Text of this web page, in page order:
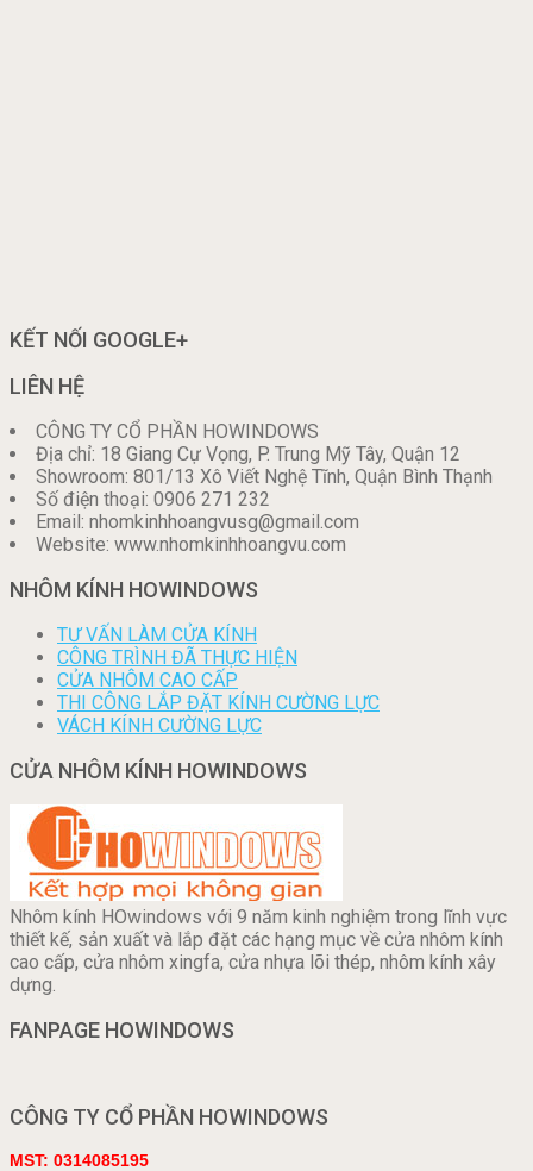
KẾT NỐI GOOGLE+
LIÊN HỆ
CÔNG TY CỔ PHẦN HOWINDOWS
Địa chỉ: 18 Giang Cự Vọng, P. Trung Mỹ Tây, Quận 12
Showroom: 801/13 Xô Viết Nghệ Tĩnh, Quận Bình Thạnh
Số điện thoại: 0906 271 232
Email: nhomkinhhoangvusg@gmail.com
Website: www.nhomkinhhoangvu.com
NHÔM KÍNH HOWINDOWS
TƯ VẤN LÀM CỬA KÍNH
CÔNG TRÌNH ĐÃ THỰC HIỆN
CỬA NHÔM CAO CẤP
THI CÔNG LẮP ĐẶT KÍNH CƯỜNG LỰC
VÁCH KÍNH CƯỜNG LỰC
CỬA NHÔM KÍNH HOWINDOWS
Nhôm kính HOwindows với 9 năm kinh nghiệm trong lĩnh vực
thiết kế, sản xuất và lắp đặt các hạng mục về cửa nhôm kính
cao cấp, cửa nhôm xingfa, cửa nhựa lõi thép, nhôm kính xây
dựng.
FANPAGE HOWINDOWS
CÔNG TY CỔ PHẦN HOWINDOWS
MST: 0314085195